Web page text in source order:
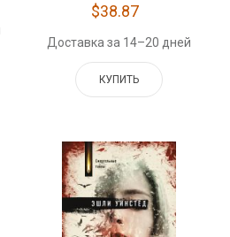
$38.87
Доставка за 14–20 дней
КУПИТЬ